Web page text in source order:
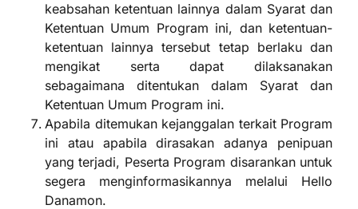
keabsahan ketentuan lainnya dalam Syarat dan
Ketentuan Umum Program ini, dan ketentuan-
ketentuan lainnya tersebut tetap berlaku dan
mengikat serta dapat dilaksanakan
sebagaimana ditentukan dalam Syarat dan
Ketentuan Umum Program ini.
Apabila ditemukan kejanggalan terkait Program
ini atau apabila dirasakan adanya penipuan
yang terjadi, Peserta Program disarankan untuk
segera menginformasikannya melalui Hello
Danamon.